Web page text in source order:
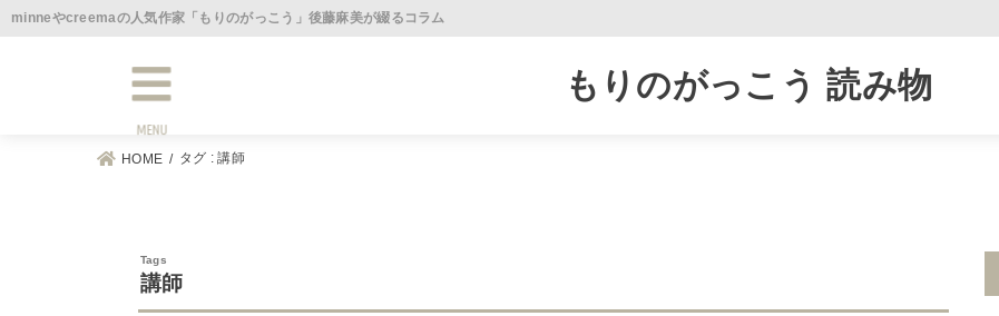
minneやcreemaの人気作家「もりのがっこう」後藤麻美が綴るコラム
もりのがっこう 読み物
MENU
HOME タグ : 講師
講師